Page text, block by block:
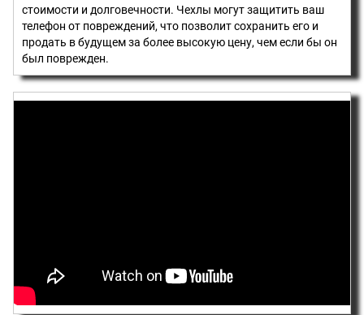
стоимости и долговечности. Чехлы могут защитить ваш
телефон от повреждений, что позволит сохранить его и
продать в будущем за более высокую цену, чем если бы он
был поврежден.